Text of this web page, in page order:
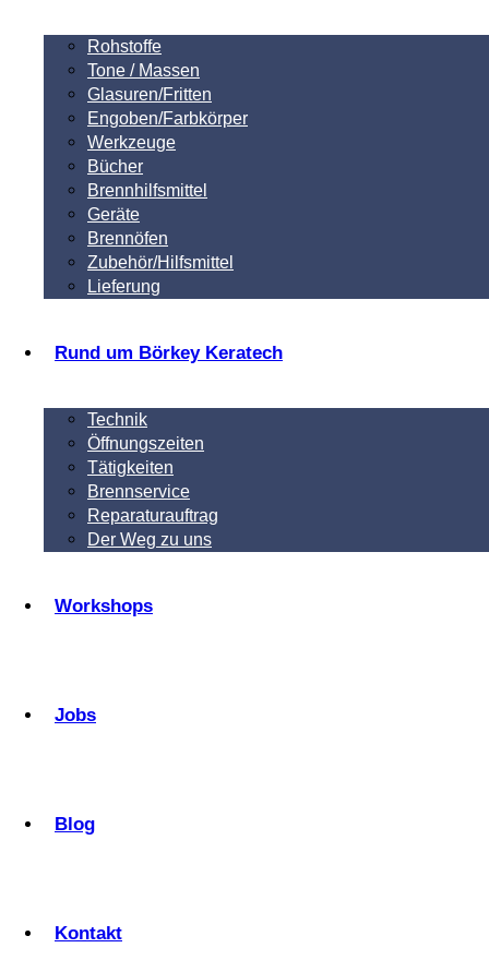
Rohstoffe
Tone / Massen
Glasuren/Fritten
Engoben/Farbkörper
Werkzeuge
Bücher
Brennhilfsmittel
Geräte
Brennöfen
Zubehör/Hilfsmittel
Lieferung
Rund um Börkey Keratech
Technik
Öffnungszeiten
Tätigkeiten
Brennservice
Reparaturauftrag
Der Weg zu uns
Workshops
Jobs
Blog
Kontakt